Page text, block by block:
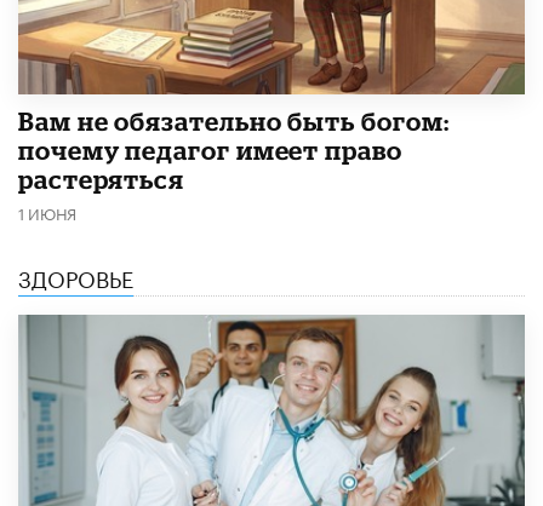
​Вам не обязательно быть богом:
почему педагог имеет право
растеряться
1 ИЮНЯ
ЗДОРОВЬЕ